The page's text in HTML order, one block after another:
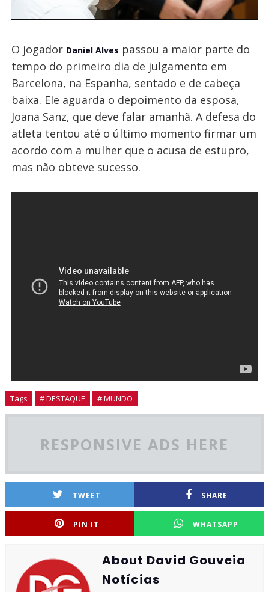
O jogador Daniel Alves passou a maior parte do
tempo do primeiro dia de julgamento em
Barcelona, na Espanha, sentado e de cabeça
baixa. Ele aguarda o depoimento da esposa,
Joana Sanz, que deve falar amanhã. A defesa do
atleta tentou até o último momento firmar um
acordo com a mulher que o acusa de estupro,
mas não obteve sucesso.
Tags # DESTAQUE # MUNDO
RESPONSIVE ADS HERE
TWEET SHARE
PIN IT WHATSAPP
About David Gouveia
Notícias